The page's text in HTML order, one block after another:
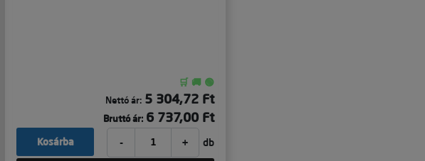
🛒 🚚 🟢
Nettó ár: 5 304,72 Ft
Bruttó ár: 6 737,00 Ft
- + db
Kosárba